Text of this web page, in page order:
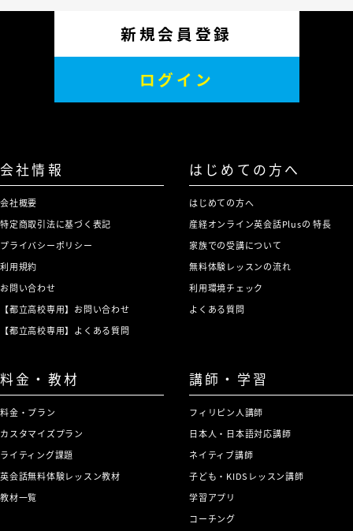
新規会員登録
ログイン
会社情報
会社概要
特定商取引法に基づく表記
プライバシーポリシー
利用規約
お問い合わせ
【都立高校専用】お問い合わせ
【都立高校専用】よくある質問
はじめての方へ
はじめての方へ
産経オンライン英会話Plusの 特長
家族での受講について
無料体験レッスンの流れ
利用環境チェック
よくある質問
料金・教材
料金・プラン
カスタマイズプラン
ライティング課題
英会話無料体験レッスン教材
教材一覧
講師・学習
フィリピン人講師
日本人・日本語対応講師
ネイティブ講師
子ども・KIDSレッスン講師
学習アプリ
コーチング